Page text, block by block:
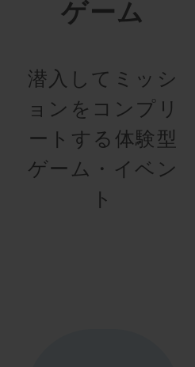
ゲーム
潜入してミッシ
ョンをコンプリ
ートする体験型
ゲーム・イベン
ト